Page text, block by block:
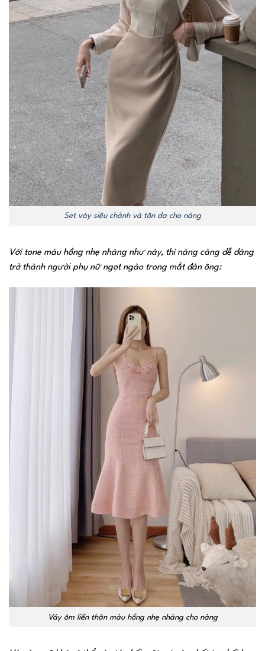
Set váy siêu chảnh và tôn da cho nàng
Với tone màu hồng nhẹ nhàng như này, thì nàng càng dễ dàng
trở thành người phụ nữ ngọt ngào trong mắt đàn ông:
Váy ôm liền thân màu hồng nhẹ nhàng cho nàng